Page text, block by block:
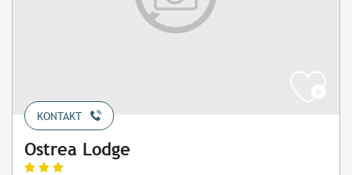
KONTAKT
Ostrea Lodge